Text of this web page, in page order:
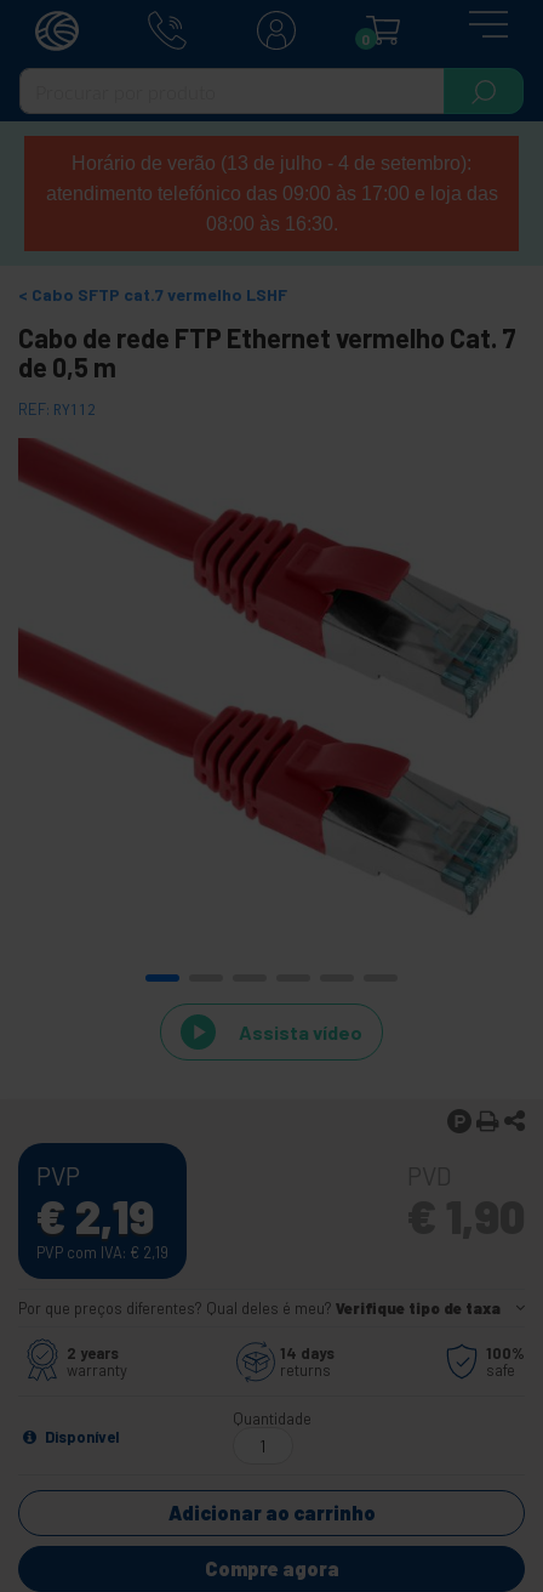
0
Horário de verão (13 de julho - 4 de setembro):
atendimento telefónico das 09:00 às 17:00 e loja das
08:00 às 16:30.
Cabo SFTP cat.7 vermelho LSHF
Cabo de rede FTP Ethernet vermelho Cat. 7
de 0,5 m
REF: RY112
Assista vídeo
PVP
€ 2,19
PVP com IVA: € 2,19
Por que preços diferentes? Qual deles é meu? Verifique tipo de taxa
2 years
warranty
14 days
returns
100%
safe
Disponível
Quantidade
Adicionar ao carrinho
Compre agora